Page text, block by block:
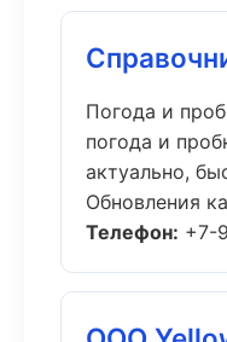
Погода и
погода и
актуально,
Обновления
Телефон: +7-